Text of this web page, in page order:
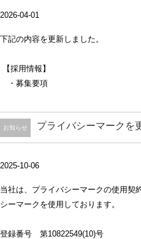
2026-04-01
下記の内容を更新しました。
【採用情報】
・募集要項
お知らせ プライバシーマークを
2025-10-06
当社は、プライバシーマークの使用契
シーマークを使用しております。
登録番号 第10822549(10)号